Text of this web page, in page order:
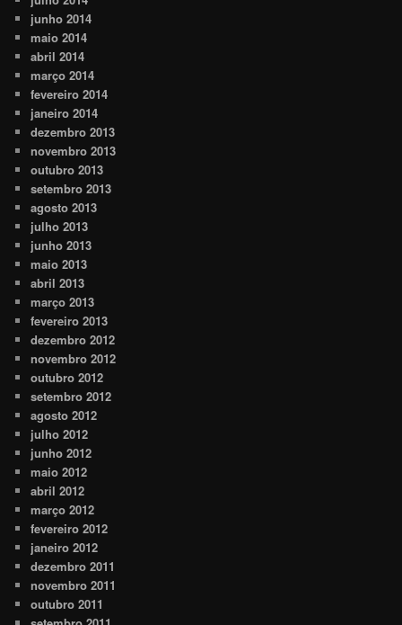
junho 2014
maio 2014
abril 2014
março 2014
fevereiro 2014
janeiro 2014
dezembro 2013
novembro 2013
outubro 2013
setembro 2013
agosto 2013
julho 2013
junho 2013
maio 2013
abril 2013
março 2013
fevereiro 2013
dezembro 2012
novembro 2012
outubro 2012
setembro 2012
agosto 2012
julho 2012
junho 2012
maio 2012
abril 2012
março 2012
fevereiro 2012
janeiro 2012
dezembro 2011
novembro 2011
outubro 2011